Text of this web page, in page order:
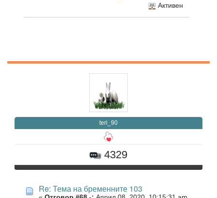
Активен
teri_90
4329
Re: Тема на бременните 103